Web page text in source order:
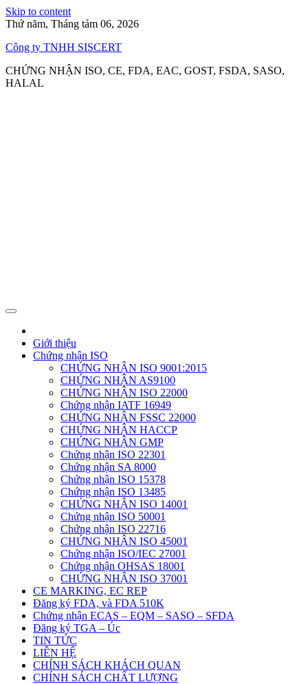
Skip to content
Thứ năm, Tháng tám 06, 2026
Công ty TNHH SISCERT
CHỨNG NHẬN ISO, CE, FDA, EAC, GOST, FSDA, SASO,
HALAL
Giới thiệu
Chứng nhận ISO
CHỨNG NHẬN ISO 9001:2015
CHỨNG NHẬN AS9100
CHỨNG NHẬN ISO 22000
Chứng nhận IATF 16949
CHỨNG NHẬN FSSC 22000
CHỨNG NHẬN HACCP
CHỨNG NHẬN GMP
Chứng nhận ISO 22301
Chứng nhận SA 8000
Chứng nhận ISO 15378
Chứng nhận ISO 13485
CHỨNG NHẬN ISO 14001
Chứng nhận ISO 50001
Chứng nhận ISO 22716
CHỨNG NHẬN ISO 45001
Chứng nhận ISO/IEC 27001
Chứng nhận OHSAS 18001
CHỨNG NHẬN ISO 37001
CE MARKING, EC REP
Đăng ký FDA, và FDA 510K
Chứng nhận ECAS – EQM – SASO – SFDA
Đăng ký TGA – Úc
TIN TỨC
LIÊN HỆ
CHÍNH SÁCH KHÁCH QUAN
CHÍNH SÁCH CHẤT LƯỢNG